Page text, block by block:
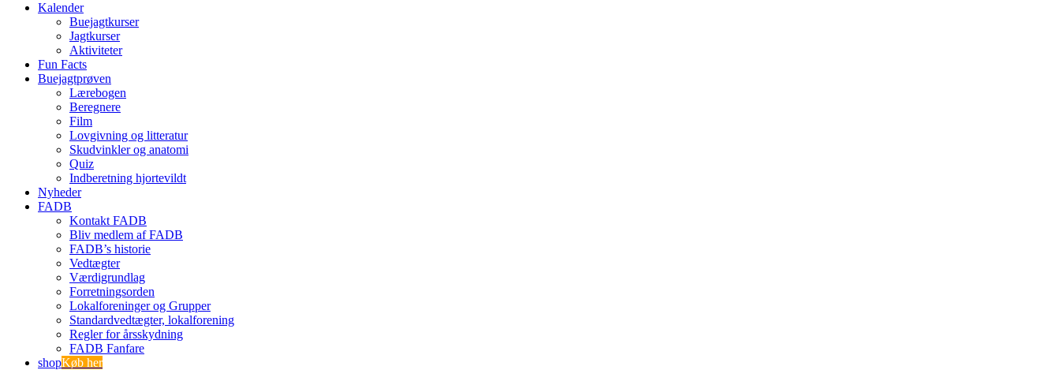
Kalender
Buejagtkurser
Jagtkurser
Aktiviteter
Fun Facts
Buejagtprøven
Lærebogen
Beregnere
Film
Lovgivning og litteratur
Skudvinkler og anatomi
Quiz
Indberetning hjortevildt
Nyheder
FADB
Kontakt FADB
Bliv medlem af FADB
FADB’s historie
Vedtægter
Værdigrundlag
Forretningsorden
Lokalforeninger og Grupper
Standardvedtægter, lokalforening
Regler for årsskydning
FADB Fanfare
shopKøb her